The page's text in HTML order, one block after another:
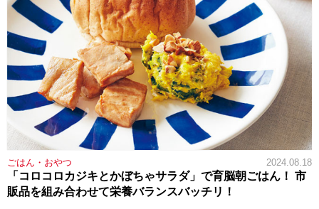
ごはん・おやつ 2024.08.18
「コロコロカジキとかぼちゃサラダ」で育脳朝ごはん！ 市
販品を組み合わせて栄養バランスバッチリ！